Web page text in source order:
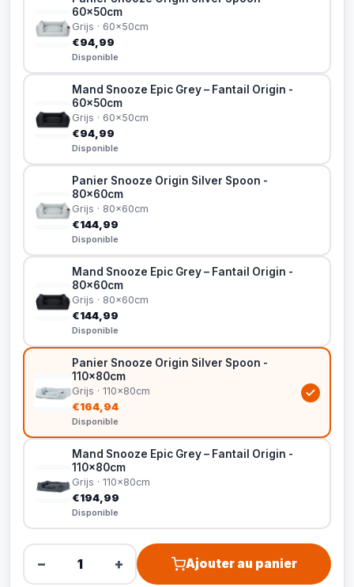
60x50cm
Grijs · 60x50cm
€94,99
Disponible
Mand Snooze Epic Grey – Fantail Origin -
60x50cm
Grijs · 60x50cm
€94,99
Disponible
Panier Snooze Origin Silver Spoon -
80x60cm
Grijs · 80x60cm
€144,99
Disponible
Mand Snooze Epic Grey – Fantail Origin -
80x60cm
Grijs · 80x60cm
€144,99
Disponible
Panier Snooze Origin Silver Spoon -
110x80cm
Grijs · 110x80cm
€164,94
Disponible
Mand Snooze Epic Grey – Fantail Origin -
110x80cm
Grijs · 110x80cm
€194,99
Disponible
− + Ajouter au panier